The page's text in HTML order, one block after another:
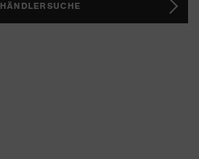
HÄNDLERSUCHE